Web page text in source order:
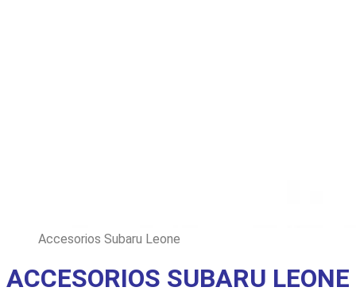
Accesorios Subaru Leone
ACCESORIOS SUBARU LEONE